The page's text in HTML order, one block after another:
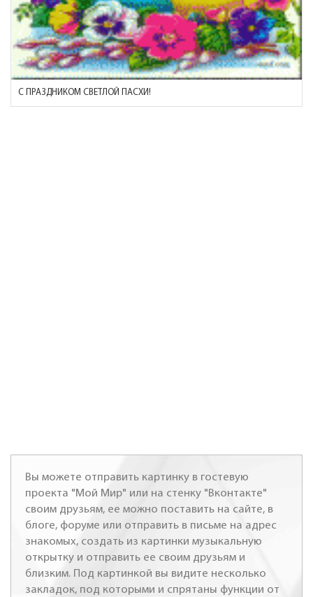
С ПРАЗДНИКОМ СВЕТЛОЙ ПАСХИ!
Вы можете отправить картинку в гостевую
проекта "Мой Мир" или на стенку "Вконтакте"
своим друзьям, ее можно поставить на сайте, в
блоге, форуме или отправить в письме на адрес
знакомых, создать из картинки музыкальную
открытку и отправить ее своим друзьям и
близким. Под картинкой вы видите несколько
закладок, под которыми и спрятаны функции от